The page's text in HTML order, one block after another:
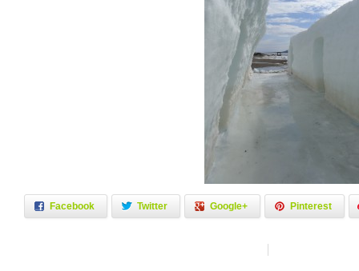
Facebook Twitter Google+ Pinterest